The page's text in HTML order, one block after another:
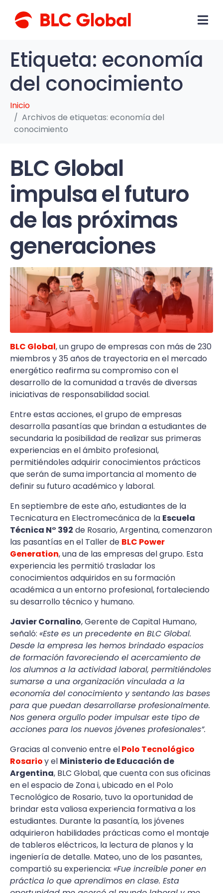
Etiqueta: economía
del conocimiento
Inicio
Archivos de etiquetas: economía del
conocimiento
BLC Global
impulsa el futuro
de las próximas
generaciones
BLC Global, un grupo de empresas con más de 230
miembros y 35 años de trayectoria en el mercado
energético reafirma su compromiso con el
desarrollo de la comunidad a través de diversas
iniciativas de responsabilidad social.
Entre estas acciones, el grupo de empresas
desarrolla pasantías que brindan a estudiantes de
secundaria la posibilidad de realizar sus primeras
experiencias en el ámbito profesional,
permitiéndoles adquirir conocimientos prácticos
que serán de suma importancia al momento de
definir su futuro académico y laboral.
En septiembre de este año, estudiantes de la
Tecnicatura en Electromecánica de la Escuela
Técnica N° 392 de Rosario, Argentina, comenzaron
las pasantías en el Taller de BLC Power
Generation, una de las empresas del grupo. Esta
experiencia les permitió trasladar los
conocimientos adquiridos en su formación
académica a un entorno profesional, fortaleciendo
su desarrollo técnico y humano.
Javier Cornalino, Gerente de Capital Humano,
señaló: «Este es un precedente en BLC Global.
Desde la empresa les hemos brindado espacios
de formación favoreciendo el acercamiento de
los alumnos a la actividad laboral, permitiéndoles
sumarse a una organización vinculada a la
economía del conocimiento y sentando las bases
para que puedan desarrollarse profesionalmente.
Nos genera orgullo poder impulsar este tipo de
acciones para los nuevos jóvenes profesionales”.
Gracias al convenio entre elPolo Tecnológico
Rosarioy el Ministerio de Educación de
Argentina, BLC Global, que cuenta con sus oficinas
en el espacio de Zona i, ubicado en el Polo
Tecnológico de Rosario, tuvo la oportunidad de
brindar esta valiosa experiencia formativa a los
estudiantes. Durante la pasantía, los jóvenes
adquirieron habilidades prácticas como el montaje
de tableros eléctricos, la lectura de planos y la
ingeniería de detalle. Mateo, uno de los pasantes,
compartió su experiencia: «Fue increíble poner en
práctica lo que aprendimos en clase. Esta